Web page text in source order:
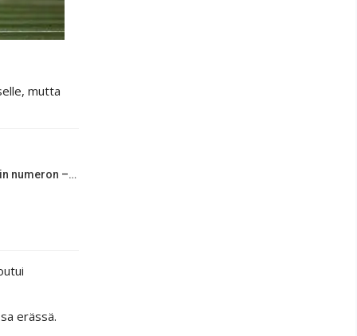
mutta
numeron –…
erässä.